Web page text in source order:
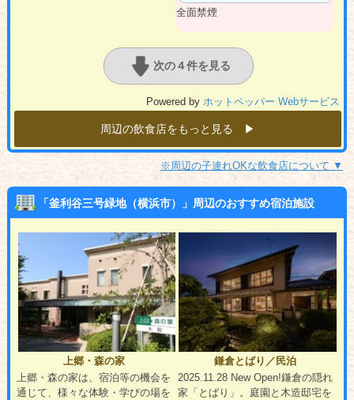
全面禁煙
次の４件を見る
Powered by ホットペッパー Webサービス
周辺の飲食店をもっと見る ▶︎
※周辺の子連れOKな飲食店について ▼
「釜利谷三号緑地（横浜市）」周辺のおすすめ宿泊施設
上郷・森の家
上郷・森の家は、宿泊等の機会を
通じて、様々な体験・学びの場を
鎌倉とばり／民泊
2025.11.28 New Open!鎌倉の隠れ
家「とばり」。庭園と木造邸宅を